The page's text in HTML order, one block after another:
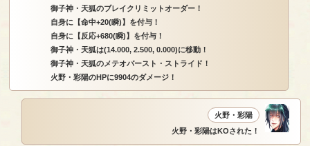
御子神・天狐のブレイクリミットオーダー！
自身に【命中+20(瞬)】を付与！
自身に【反応+680(瞬)】を付与！
御子神・天狐は(14.000, 2.500, 0.000)に移動！
御子神・天狐のメテオバースト・ストライド！
火野・彩陽のHPに9904のダメージ！
火野・彩陽
火野・彩陽はKOされた！